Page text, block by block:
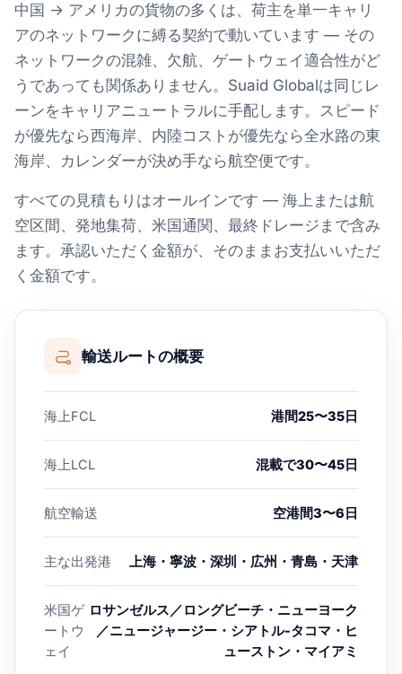
中国 → アメリカの貨物の多くは、荷主を単一キャリ
アのネットワークに縛る契約で動いています — その
ネットワークの混雑、欠航、ゲートウェイ適合性がど
うであっても関係ありません。Suaid Globalは同じレ
ーンをキャリアニュートラルに手配します。スピード
が優先なら西海岸、内陸コストが優先なら全水路の東
海岸、カレンダーが決め手なら航空便です。
すべての見積もりはオールインです — 海上または航
空区間、発地集荷、米国通関、最終ドレージまで含み
ます。承認いただく金額が、そのままお支払いいただ
く金額です。
輸送ルートの概要
海上FCL 港間25〜35日
海上LCL 混載で30〜45日
航空輸送 空港間3〜6日
主な出発港 上海・寧波・深圳・広州・青島・天津
米国ゲ
ートウ
ェイ
ロサンゼルス／ロングビーチ・ニューヨーク
／ニュージャージー・シアトル-タコマ・ヒ
ューストン・マイアミ